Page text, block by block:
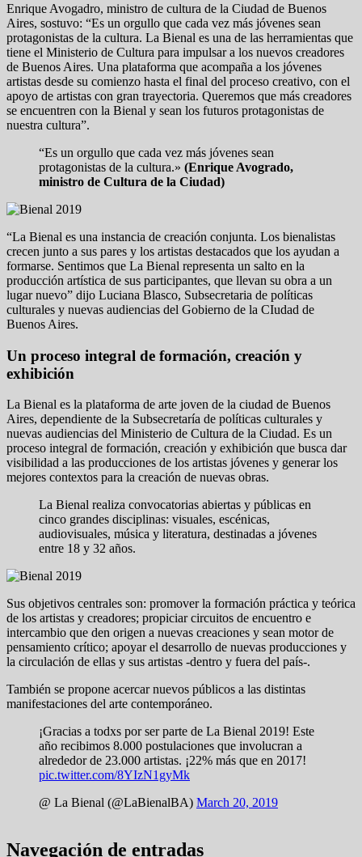
Enrique Avogadro, ministro de cultura de la Ciudad de Buenos
Aires, sostuvo: “Es un orgullo que cada vez más jóvenes sean
protagonistas de la cultura. La Bienal es una de las herramientas que
tiene el Ministerio de Cultura para impulsar a los nuevos creadores
de Buenos Aires. Una plataforma que acompaña a los jóvenes
artistas desde su comienzo hasta el final del proceso creativo, con el
apoyo de artistas con gran trayectoria. Queremos que más creadores
se encuentren con la Bienal y sean los futuros protagonistas de
nuestra cultura”.
“Es un orgullo que cada vez más jóvenes sean
protagonistas de la cultura.» (Enrique Avogrado,
ministro de Cultura de la Ciudad)
“La Bienal es una instancia de creación conjunta. Los bienalistas
crecen junto a sus pares y los artistas destacados que los ayudan a
formarse. Sentimos que La Bienal representa un salto en la
producción artística de sus participantes, que llevan su obra a un
lugar nuevo” dijo Luciana Blasco, Subsecretaria de políticas
culturales y nuevas audiencias del Gobierno de la CIudad de
Buenos Aires.
Un proceso integral de formación, creación y
exhibición
La Bienal es la plataforma de arte joven de la ciudad de Buenos
Aires, dependiente de la Subsecretaría de políticas culturales y
nuevas audiencias del Ministerio de Cultura de la Ciudad. Es un
proceso integral de formación, creación y exhibición que busca dar
visibilidad a las producciones de los artistas jóvenes y generar los
mejores contextos para la creación de nuevas obras.
La Bienal realiza convocatorias abiertas y públicas en
cinco grandes disciplinas: visuales, escénicas,
audiovisuales, música y literatura, destinadas a jóvenes
entre 18 y 32 años.
Sus objetivos centrales son: promover la formación práctica y teórica
de los artistas y creadores; propiciar circuitos de encuentro e
intercambio que den origen a nuevas creaciones y sean motor de
pensamiento crítico; apoyar el desarrollo de nuevas producciones y
la circulación de ellas y sus artistas -dentro y fuera del país-.
También se propone acercar nuevos públicos a las distintas
manifestaciones del arte contemporáneo.
¡Gracias a todxs por ser parte de La Bienal 2019! Este
año recibimos 8.000 postulaciones que involucran a
alrededor de 23.000 artistas. ¡22% más que en 2017!
pic.twitter.com/8YIzN1gyMk
@ La Bienal (@LaBienalBA) March 20, 2019
Navegación de entradas